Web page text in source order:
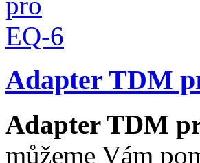
Adapter TDM
Adapter TDM
můžeme Vám